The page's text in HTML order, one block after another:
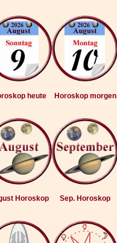
heute Horoskop morgen
Horoskop Sep. Horoskop